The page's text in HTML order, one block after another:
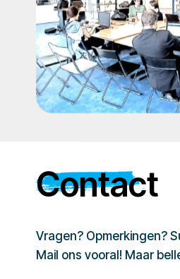
Contact
Vragen? Opmerkingen?
Mail ons vooral! Maar